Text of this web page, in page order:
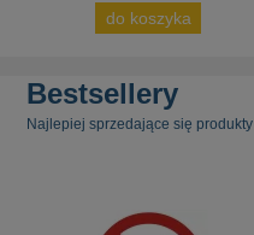
do koszyka
Bestsellery
Najlepiej sprzedające się produkty